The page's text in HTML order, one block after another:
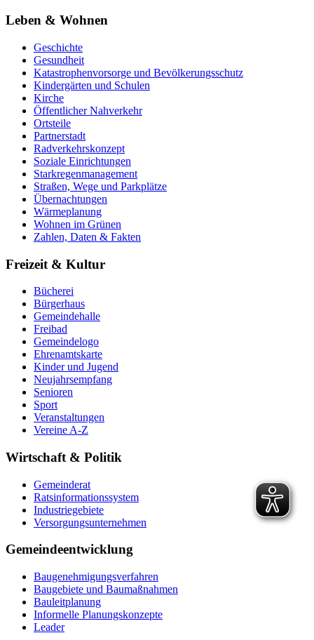
Leben & Wohnen
Geschichte
Gesundheit
Katastrophenvorsorge und Bevölkerungsschutz
Kindergärten und Schulen
Kirche
Öffentlicher Nahverkehr
Ortsteile
Partnerstadt
Radverkehrskonzept
Soziale Einrichtungen
Starkregenmanagement
Straßen, Wege und Parkplätze
Übernachtungen
Wärmeplanung
Wohnen im Grünen
Zahlen, Daten & Fakten
Freizeit & Kultur
Bücherei
Bürgerhaus
Gemeindehalle
Freibad
Gemeindelogo
Ehrenamtskarte
Kinder und Jugend
Neujahrsempfang
Senioren
Sport
Veranstaltungen
Vereine A-Z
Wirtschaft & Politik
Gemeinderat
Ratsinformationssystem
Industriegebiete
Versorgungsunternehmen
Gemeindeentwicklung
Baugenehmigungsverfahren
Baugebiete und Baumaßnahmen
Bauleitplanung
Informelle Planungskonzepte
Leader